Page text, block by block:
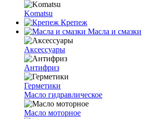
Komatsu
Крепеж
Масла и смазки
Аксессуары
Антифриз
Герметики
Масло гидравлическое
Масло моторное